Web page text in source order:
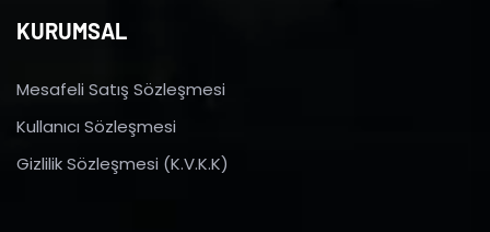
KURUMSAL
Mesafeli Satış Sözleşmesi
Kullanıcı Sözleşmesi
Gizlilik Sözleşmesi (K.V.K.K)